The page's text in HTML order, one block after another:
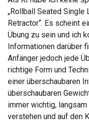
„Rollball Seated Single
Retractor“. Es scheint
Übung zu sein und ich
Informationen darüber
Anfänger jedoch jede
richtige Form und
einer überschaubaren
überschaubaren
immer wichtig,
verstehen und auf den